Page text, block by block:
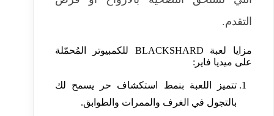
التقدم.
مزايا لعبة BLACKSHARD للكمبيوتر المُحمّلة
على ميديا ​​فاير:
تتميز اللعبة بنمط استكشاف حر يسمح لك
بالتجول في الغرف والممرات والطوابق.